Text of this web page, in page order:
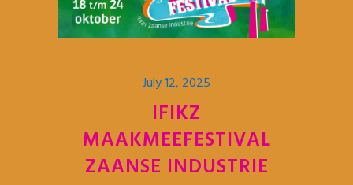
July 12, 2025
IFIKZ
MAAKMEEFESTIVAL
ZAANSE INDUSTRIE